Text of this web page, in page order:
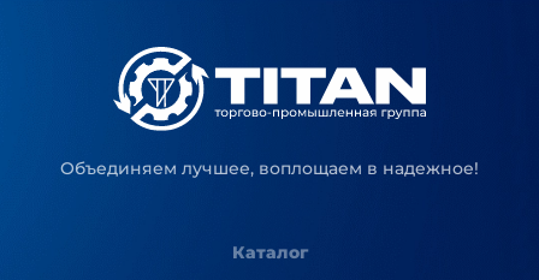
Объединяем лучшее, воплощаем в надежное!
Каталог